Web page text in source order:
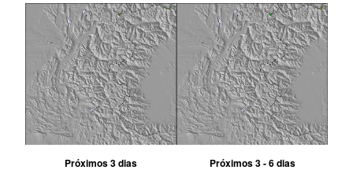
Próximos 3 dias Próximos 3 - 6 dias